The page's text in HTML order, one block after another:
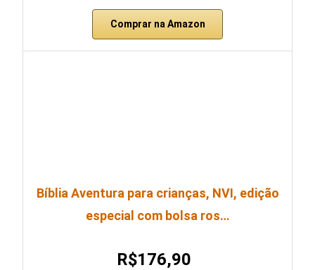
Comprar na Amazon
Bíblia Aventura para crianças, NVI, edição
especial com bolsa ros…
R$176,90